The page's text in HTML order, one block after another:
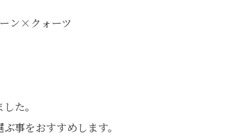
ン×クォーツ
た。
事をおすすめします。